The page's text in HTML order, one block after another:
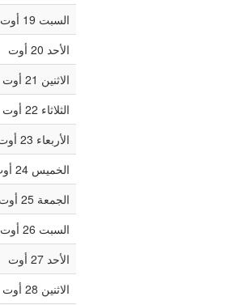
السبت 19 أوت
الأحد 20 أوت
الاثنين 21 أوت
الثلاثاء 22 أوت
الأربعاء 23 أوت
الخميس 24 أوت
الجمعة 25 أوت
السبت 26 أوت
الأحد 27 أوت
الاثنين 28 أوت